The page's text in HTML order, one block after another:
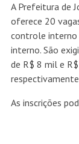
A Prefeitura de
oferece 20
controle interno
interno. São
de R$ 8 mil e
As inscrições